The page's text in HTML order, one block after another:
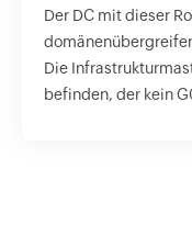
Der DC mit dieser
Die
befinden, der kein